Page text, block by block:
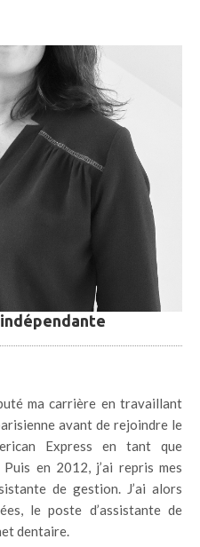
ma carrière en travaillant
avant de rejoindre le
Express en tant que
en 2012, j’ai repris mes
de gestion. J’ai alors
le poste d’assistante de
dentaire.